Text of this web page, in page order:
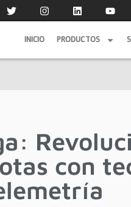
INICIO PRODUCTOS
con